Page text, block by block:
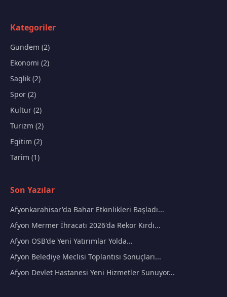
Kategoriler
Gundem (2)
Ekonomi (2)
Saglik (2)
Spor (2)
Kultur (2)
Turizm (2)
Egitim (2)
Tarim (1)
Son Yazılar
Afyonkarahisar'da Bahar Etkinlikleri Başladı...
Afyon Mermer İhracatı 2026'da Rekor Kırdı...
Afyon OSB'de Yeni Yatırımlar Yolda...
Afyon Belediye Meclisi Toplantısı Sonuçları...
Afyon Devlet Hastanesi Yeni Hizmetler Sunuyor...